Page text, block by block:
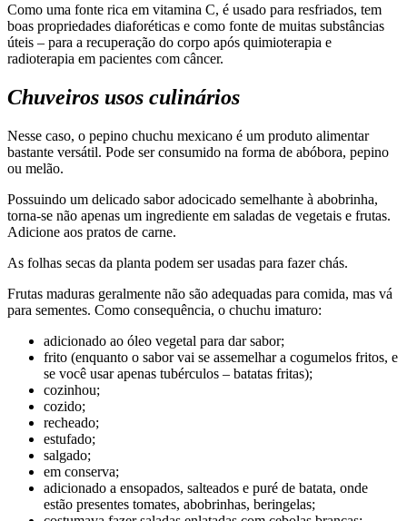
Como uma fonte rica em vitamina C, é usado para resfriados, tem
boas propriedades diaforéticas e como fonte de muitas substâncias
úteis – para a recuperação do corpo após quimioterapia e
radioterapia em pacientes com câncer.
Chuveiros usos culinários
Nesse caso, o pepino chuchu mexicano é um produto alimentar
bastante versátil. Pode ser consumido na forma de abóbora, pepino
ou melão.
Possuindo um delicado sabor adocicado semelhante à abobrinha,
torna-se não apenas um ingrediente em saladas de vegetais e frutas.
Adicione aos pratos de carne.
As folhas secas da planta podem ser usadas para fazer chás.
Frutas maduras geralmente não são adequadas para comida, mas vá
para sementes. Como consequência, o chuchu imaturo:
adicionado ao óleo vegetal para dar sabor;
frito (enquanto o sabor vai se assemelhar a cogumelos fritos, e
se você usar apenas tubérculos – batatas fritas);
cozinhou;
cozido;
recheado;
estufado;
salgado;
em conserva;
adicionado a ensopados, salteados e puré de batata, onde
estão presentes tomates, abobrinhas, beringelas;